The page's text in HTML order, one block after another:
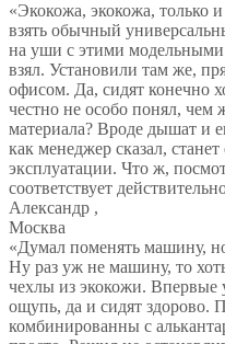
«Экокожа, экокожа, только
взять обычный
на уши с этими модельными
взял. Установили там же,
офисом. Да, сидят конечно
честно не особо понял, чем
материала? Вроде дышат и
как менеджер сказал,
эксплуатации. Что ж,
соответствует
Александр ,
Москва
«Думал поменять машину,
Ну раз уж не машину, то
чехлы из экокожи. Впервые
ощупь, да и сидят здорово.
комбинированны с